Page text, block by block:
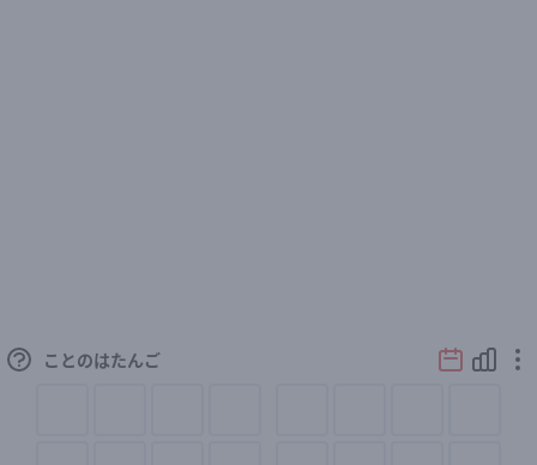
ことのはたんご